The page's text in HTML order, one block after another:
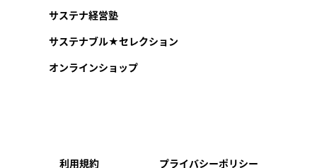
サステナ経営塾
サステナブル★セレクション
オンラインショップ
利用規約 プライバシーポリシー